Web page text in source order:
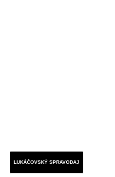
LUKÁČOVSKÝ SPRAVODAJ